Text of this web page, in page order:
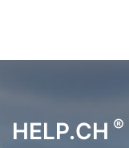
HELP.CH ®